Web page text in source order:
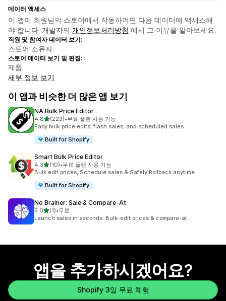
데이터 액세스
이 앱이 회원님의 스토어에서 작동하려면 다음 데이터에 액세스해
야 합니다. 개발자의 개인정보처리방침 에서 그 이유를 알아보세요.
직원 및 참여자 데이터 보기:
스토어 소유자
스토어 데이터 보기 및 편집:
제품
세부 정보 보기
이 앱과 비슷한 더 많은 앱 보기
NA Bulk Price Editor
4.8별 5개 중
(223)
총 리뷰 223개
•무료 플랜 사용 가능
Easy bulk price edits, flash sales, and scheduled sales
Built for Shopify
Smart Bulk Price Editor
4.3별 5개 중
(10)
총 리뷰 10개
•무료 플랜 사용 가능
Bulk edit prices, Schedule sales & Safely Rollback anytime
Built for Shopify
No Brainer: Sale & Compare‑At
5.0별 5개 중
(1)
총 리뷰 1개
•무료
Launch sales in seconds. Bulk-edit prices & compare-at
앱을 추가하시겠어요?
Shopify 3일 무료 체험